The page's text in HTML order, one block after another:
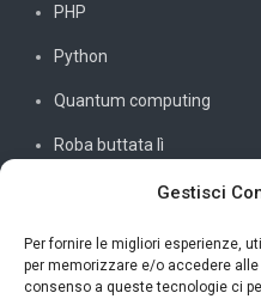
Gestisci
Per fornire le migliori esperienze,
per memorizzare e/o accedere alle
consenso a queste tecnologie ci
PHP
Python
Quantum computing
Roba buttata lì
Windowssiamo